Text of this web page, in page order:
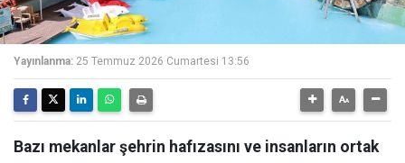
Yayınlanma: 25 Temmuz 2026 Cumartesi 13:56
Bazı mekanlar şehrin hafızasını ve insanların ortak